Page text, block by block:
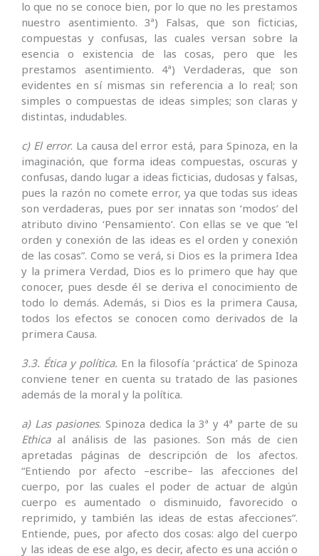
lo que no se conoce bien, por lo que no les prestamos
nuestro asentimiento. 3ª) Falsas, que son ficticias,
compuestas y confusas, las cuales versan sobre la
esencia o existencia de las cosas, pero que les
prestamos asentimiento. 4ª) Verdaderas, que son
evidentes en sí mismas sin referencia a lo real; son
simples o compuestas de ideas simples; son claras y
distintas, indudables.
c) El error. La causa del error está, para Spinoza, en la
imaginación, que forma ideas compuestas, oscuras y
confusas, dando lugar a ideas ficticias, dudosas y falsas,
pues la razón no comete error, ya que todas sus ideas
son verdaderas, pues por ser innatas son ‘modos’ del
atributo divino ‘Pensamiento’. Con ellas se ve que “el
orden y conexión de las ideas es el orden y conexión
de las cosas”. Como se verá, si Dios es la primera Idea
y la primera Verdad, Dios es lo primero que hay que
conocer, pues desde él se deriva el conocimiento de
todo lo demás. Además, si Dios es la primera Causa,
todos los efectos se conocen como derivados de la
primera Causa.
3.3. Ética y política. En la filosofía ‘práctica’ de Spinoza
conviene tener en cuenta su tratado de las pasiones
además de la moral y la política.
a) Las pasiones. Spinoza dedica la 3ª y 4ª parte de su
Ethicaal análisis de las pasiones. Son más de cien
apretadas páginas de descripción de los afectos.
“Entiendo por afecto –escribe– las afecciones del
cuerpo, por las cuales el poder de actuar de algún
cuerpo es aumentado o disminuido, favorecido o
reprimido, y también las ideas de estas afecciones”.
Entiende, pues, por afecto dos cosas: algo del cuerpo
y las ideas de ese algo, es decir, afecto es una acción o